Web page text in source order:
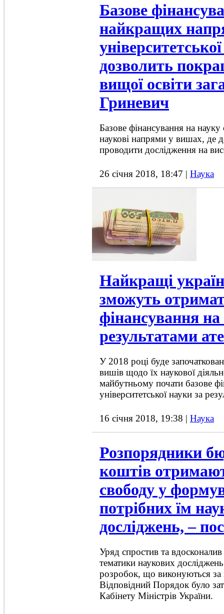
Базове
найкращих
дозволить
вищої освіти
Гриневич
Базове фінансування на
наукові напрями у вишах, де
проводити дослідження на
26 січня 2018, 18:47 | Наука
Найкращі
зможуть
фінансування на
результатами
У 2018 році буде
вишів щодо їх наукової
майбутньому почати базове
університетської науки за
16 січня 2018, 19:38 | Наука
Розпорядники
коштів
свободу у
потрібних їм
досліджень, –
Уряд спростив та
тематики наукових
розробок, що виконуються
Відповідний Порядок було
Кабінету Міністрів України.